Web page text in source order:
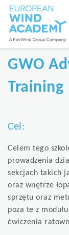
GWO
Training
Cel:
Celem tego
prowadzenia
sekcjach takich
oraz wnętrze
sprzętu oraz
poza te z
ćwiczenia